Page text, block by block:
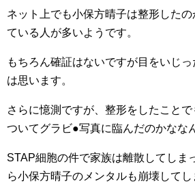
ネット上でも小保方晴子は整形した
ている人が多いようです。
もちろん確証はないですが目をいじ
は思います。
さらに憶測ですが、整形をしたこと
ついてグラビ●写真に臨んだのかなな
STAP細胞の件で家族は離散してしま
ら小保方晴子のメンタルも崩壊して